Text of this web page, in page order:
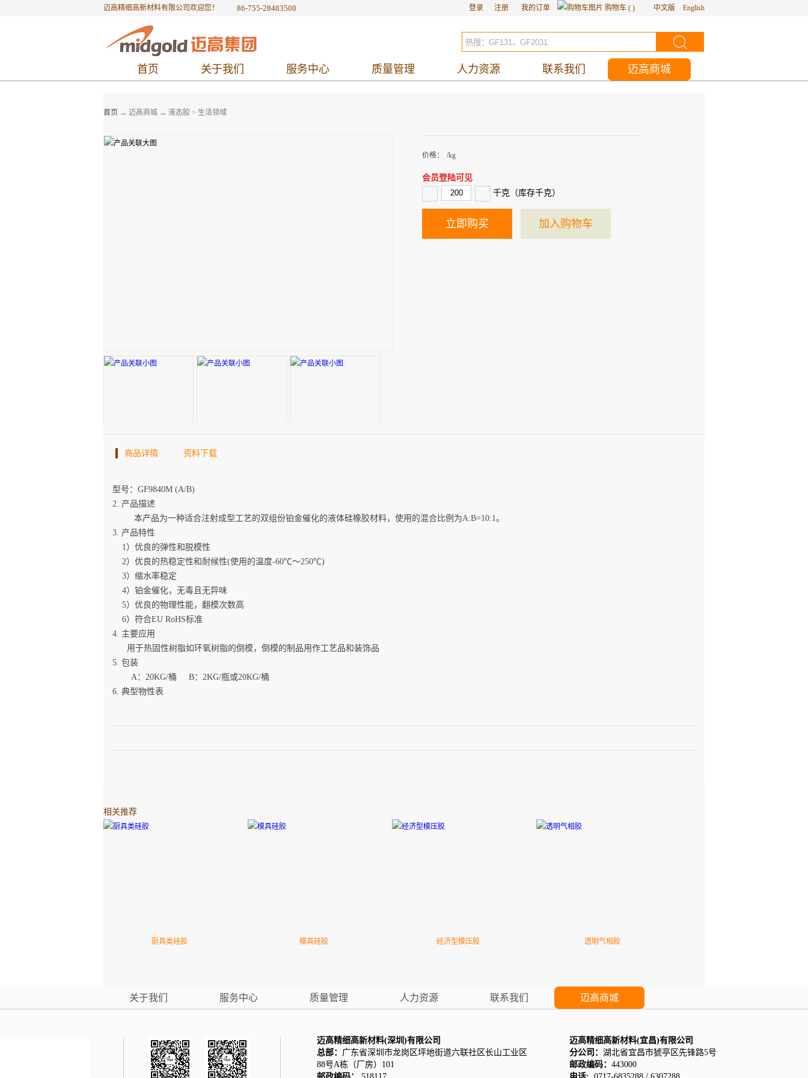
迈高精细高新材料有限公司欢迎您！ 86-755-28483508 中文版 English
购物车 ( )
我的订单
登录 注册
首页 关于我们 服务中心 质量管理 人力资源 联系我们 迈高商城
首页 → 迈高商城 → 液态胶 > 生活领域
价格： /kg
会员登陆可见
千克（库存千克）
商品详情 资料下载
型号：GF9840M (A/B)
2. 产品描述
本产品为一种适合注射成型工艺的双组份铂金催化的液体硅橡胶材料，使用的混合比例为A:B=10:1。
3. 产品特性
1）优良的弹性和脱模性
2）优良的热稳定性和耐候性(使用的温度-60℃～250℃)
3）缩水率稳定
4）铂金催化，无毒且无异味
5）优良的物理性能，翻模次数高
6）符合EU RoHS标准
4. 主要应用
用于热固性树脂如环氧树脂的倒模，倒模的制品用作工艺品和装饰品
5. 包装
A：20KG/桶 B：2KG/瓶或20KG/桶
6. 典型物性表
相关推荐
厨具类硅胶 模具硅胶 经济型模压胶 透明气相胶
关于我们 服务中心 质量管理 人力资源 联系我们 迈高商城
迈高精细高新材料(深圳)有限公司
总部： 广东省深圳市龙岗区坪地街道六联社区长山工业区
88号A栋（厂房）101
迈高精细高新材料(宜昌)有限公司
分公司： 湖北省宜昌市猇亭区先锋路5号
邮政编码： 443000